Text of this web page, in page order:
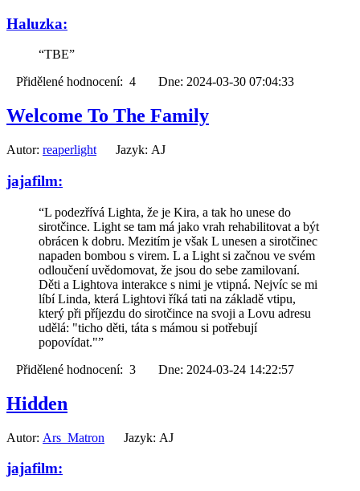
Haluzka:
“TBE”
Přidělené hodnocení: 4 Dne: 2024-03-30 07:04:33
Welcome To The Family
Autor: reaperlight Jazyk: AJ
jajafilm:
“L podezřívá Lighta, že je Kira, a tak ho unese do
sirotčince. Light se tam má jako vrah rehabilitovat a být
obrácen k dobru. Mezitím je však L unesen a sirotčinec
napaden bombou s virem. L a Light si začnou ve svém
odloučení uvědomovat, že jsou do sebe zamilovaní.
Děti a Lightova interakce s nimi je vtipná. Nejvíc se mi
líbí Linda, která Lightovi říká tati na základě vtipu,
který při příjezdu do sirotčince na svoji a Lovu adresu
udělá: "ticho děti, táta s mámou si potřebují
popovídat."”
Přidělené hodnocení: 3 Dne: 2024-03-24 14:22:57
Hidden
Autor: Ars_Matron Jazyk: AJ
jajafilm: